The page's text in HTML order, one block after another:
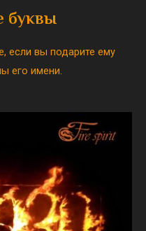
буквы
если вы подарите ему
его имени.